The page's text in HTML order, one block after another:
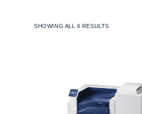
SHOWING ALL 6 RESULTS